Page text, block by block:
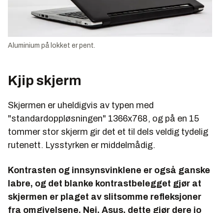
Aluminium på lokket er pent.
Kjip skjerm
Skjermen er uheldigvis av typen med
"standardoppløsningen" 1366x768, og på en 15
tommer stor skjerm gir det et til dels veldig tydelig
rutenett. Lysstyrken er middelmådig.
Kontrasten og innsynsvinklene er også ganske
labre, og det blanke kontrastbelegget gjør at
skjermen er plaget av slitsomme refleksjoner
fra omgivelsene. Nei, Asus, dette gjør dere jo